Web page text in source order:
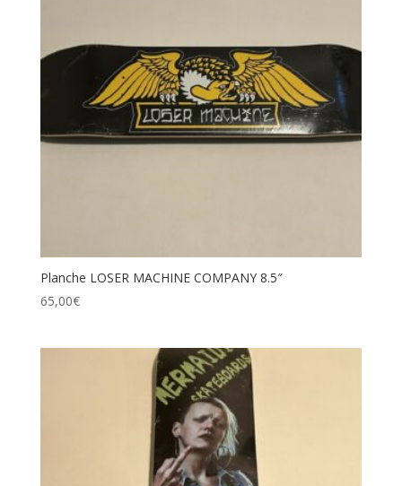
Planche LOSER MACHINE COMPANY 8.5″
65,00€